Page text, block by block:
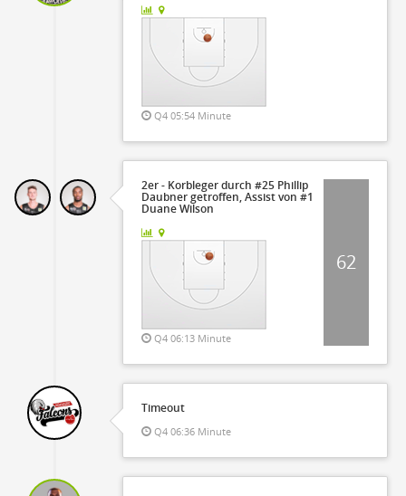
Q4 05:54 Minute
2er - Korbleger durch #25 Phillip
Daubner getroffen, Assist von #1
Duane Wilson
Q4 06:13 Minute
62
Timeout
Q4 06:36 Minute